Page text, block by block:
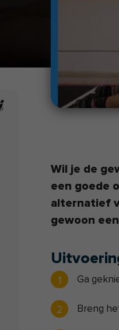
Wil je de
een goede
alternatief
gewoon
Ga
Breng